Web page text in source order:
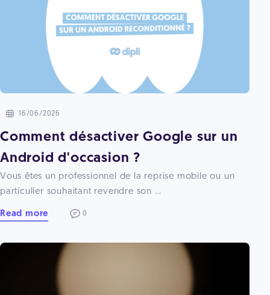
16/06/2026
Comment désactiver Google sur un
Android d'occasion ?
Vous êtes un professionnel de la reprise mobile ou un
particulier souhaitant revendre son ...
Read more 0